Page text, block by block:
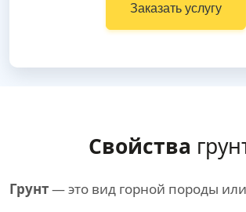
Заказать услугу
Свойства
Грунт— это вид горной породы